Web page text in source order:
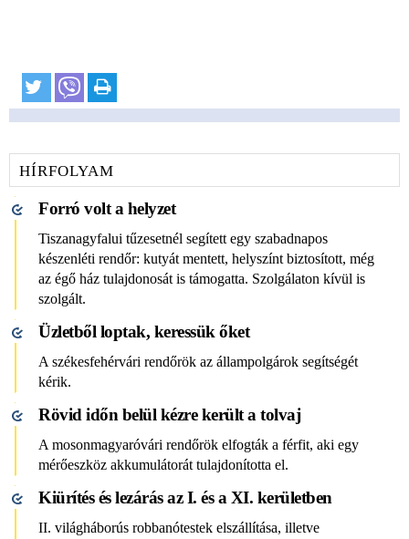
HÍRFOLYAM
​​​​​​​Forró volt a helyzet
Tiszanagyfalui tűzesetnél segített egy szabadnapos
készenléti rendőr: kutyát mentett, helyszínt biztosított, még
az égő ház tulajdonosát is támogatta. Szolgálaton kívül is
szolgált.
Üzletből loptak, keressük őket
A székesfehérvári rendőrök az állampolgárok segítségét
kérik.
Rövid időn belül kézre került a tolvaj
A mosonmagyaróvári rendőrök elfogták a férfit, aki egy
mérőeszköz akkumulátorát tulajdonította el.
Kiürítés és lezárás az I. és a XI. kerületben
II. világháborús robbanótestek elszállítása, illetve